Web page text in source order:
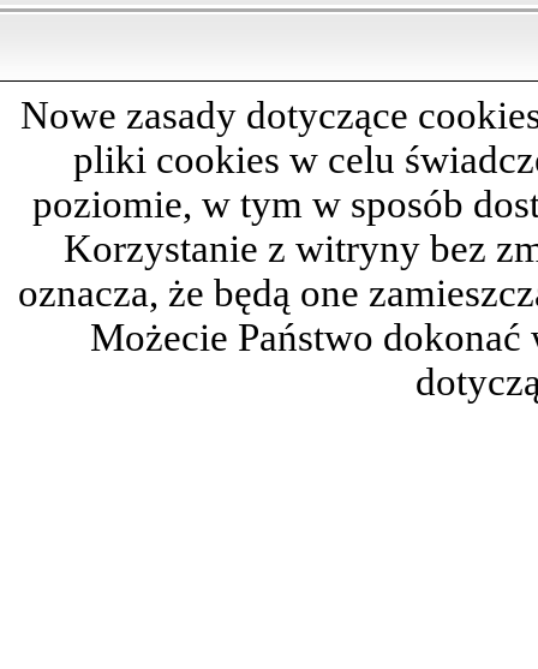
Nowe zasady dotyczące
pliki cookies w celu
poziomie, w tym w sposób
Korzystanie z witryny bez
oznacza, że będą one
Możecie Państwo